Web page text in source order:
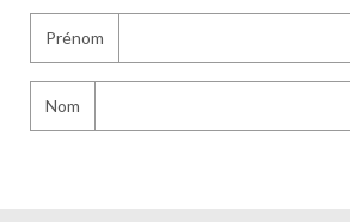
Prénom
Nom